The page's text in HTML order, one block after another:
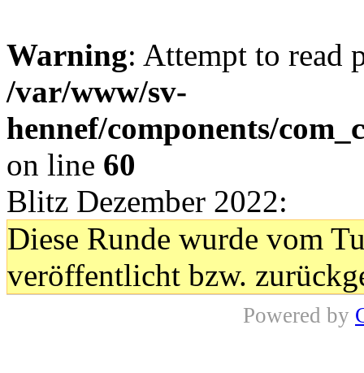
Warning: Attempt to read
/var/www/sv-
hennef/components/
on line 60
Blitz Dezember 2022:
Diese Runde wurde vom
veröffentlicht bzw.
Powered by